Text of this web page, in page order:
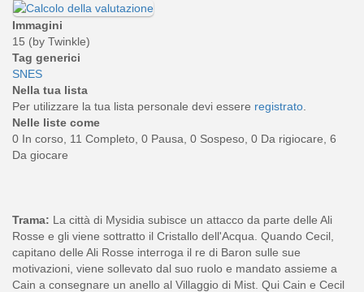
Immagini
15 (by Twinkle)
Tag generici
SNES
Nella tua lista
Per utilizzare la tua lista personale devi essere registrato
Nelle liste come
0 In corso, 11 Completo, 0 Pausa, 0 Sospeso, 0 Da rigiocare, 6
Da giocare
Trama: La città di Mysidia subisce un attacco da parte delle Ali
Rosse e gli viene sottratto il Cristallo dell'Acqua. Quando Cecil,
capitano delle Ali Rosse interroga il re di Baron sulle sue
motivazioni, viene sollevato dal suo ruolo e mandato assieme a
Cain a consegnare un anello al Villaggio di Mist. Qui Cain e Cecil